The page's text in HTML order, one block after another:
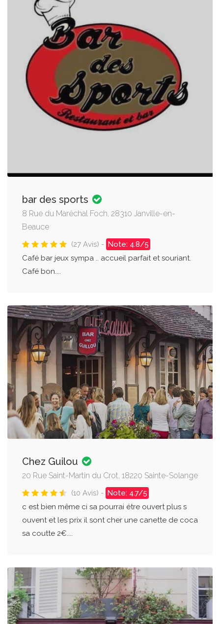
bar des sports
8 Rue du Maréchal Foch, 28310 Janville-en-
Beauce
(27 Avis) - Note: 4.8/5
Café bar jeux sympa .. accueil parfait et souriant.
Café bon....
Chez Guilou
20 Rue Saint-Martin du Crot, 18220 Sainte-Solange
(10 Avis) - Note: 4.7/5
c est bien même ci sa pourrai étre ouvert plus s
ouvent et les prix il sont cher une canette de coca
sa coutte 2€....